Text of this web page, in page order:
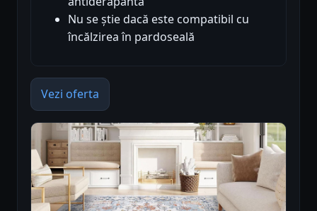
Nu se știe dacă este compatibil cu
încălzirea în pardoseală
Vezi oferta